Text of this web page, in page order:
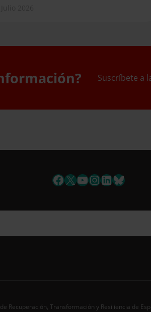
Suscríbete a
Facebook
X YouTube
Instagram
LinkedIn
Bluesky
Recuperación, Transformación y Resiliencia de